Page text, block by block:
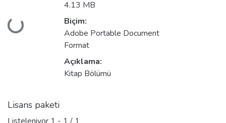
Yükleniyor...
4.13 MB
Biçim:
Adobe Portable Document
Format
Açıklama:
Kitap Bölümü
Lisans paketi